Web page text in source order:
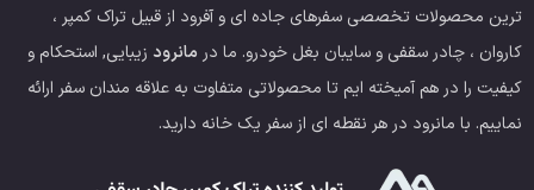
ترین محصولات تخصصی سفرهای جاده ای و آفرود از قبیل تراک کمپر ،
کاروان ، چادر سقفی و سایبان بغل خودرو. ما در مانرود زیبایی, استحکام و
کیفیت را در هم آمیخته ایم تا محصولاتی متفاوت به علاقه مندان سفر ارائه
نماییم. با مانرود در هر نقطه ای از سفر یک خانه دارید.